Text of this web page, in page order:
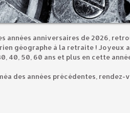
années anniversaires de 2026,
géographe à la retraite ! Joyeux
40, 50, 60 ans et plus en cette
des années précédentes, rendez-